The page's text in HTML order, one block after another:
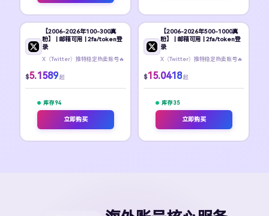
【2006-2026年100-300真
粉】 | 邮箱可用 | 2fa/token登
录
X（Twitter）推特稳定热卖账号🔥
$5.1589 起
库存 94
立即购买
【2006-2026年500-1000真
粉】 | 邮箱可用 | 2fa/token登
录
X（Twitter）推特稳定热卖账号🔥
$15.0418 起
库存 35
立即购买